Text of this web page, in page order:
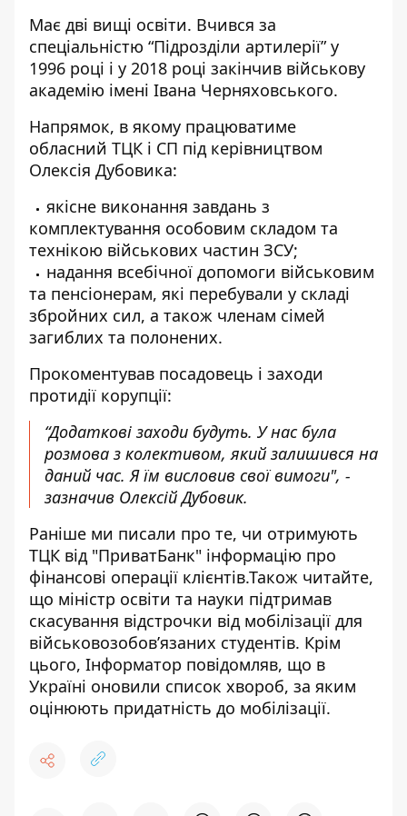
Має дві вищі освіти. Вчився за
спеціальністю “Підрозділи артилерії” у
1996 році і у 2018 році закінчив військову
академію імені Івана Черняховського.
Напрямок, в якому працюватиме
обласний ТЦК і СП під керівництвом
Олексія Дубовика:
якісне виконання завдань з
комплектування особовим складом та
технікою військових частин ЗСУ;
надання всебічної допомоги військовим
та пенсіонерам, які перебували у складі
збройних сил, а також членам сімей
загиблих та полонених.
Прокоментував посадовець і заходи
протидії корупції:
“Додаткові заходи будуть. У нас була
розмова з колективом, який залишився на
даний час. Я їм висловив свої вимоги", -
зазначив Олексій Дубовик.
Раніше ми писали про те, чи отримують
ТЦК від "ПриватБанк" інформацію про
фінансові операції клієнтів.Також читайте,
що міністр освіти та науки підтримав
скасування відстрочки від мобілізації для
військовозобовʼязаних студентів. Крім
цього, Інформатор повідомляв, що в
Україні оновили список хвороб, за яким
оцінюють придатність до мобілізації.